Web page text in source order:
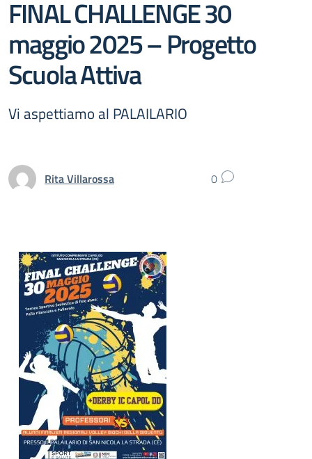
FINAL CHALLENGE 30
maggio 2025 – Progetto
Scuola Attiva
Vi aspettiamo al PALAILARIO
Rita Villarossa 0